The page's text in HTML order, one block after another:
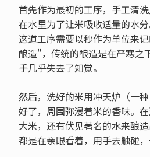
首先作为最初的工序，手工清
在水里为了让米吸收适量的水分
这道工序需要以秒作为单位来
酿造"，传统的酿造是在严寒之
手几乎失去了知觉。
然后，洗好的米用冲天炉（一
好了，周围弥漫着米的香味。
大米，还有伏见著名的水来酿
都是在亲眼看着，用手去触碰，